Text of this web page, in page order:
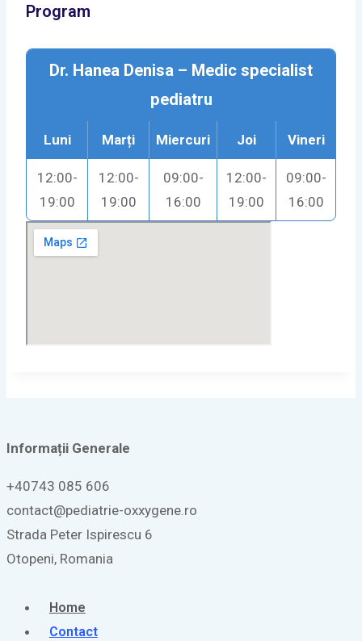
Program
Dr. Hanea Denisa – Medic specialist
pediatru
Luni Marți Miercuri Joi Vineri
12:00-
19:00
12:00-
19:00
09:00-
16:00
12:00-
19:00
09:00-
16:00
Informații Generale
+40743 085 606
contact@pediatrie-oxxygene.ro
Strada Peter Ispirescu 6
Otopeni, Romania
Home
Contact